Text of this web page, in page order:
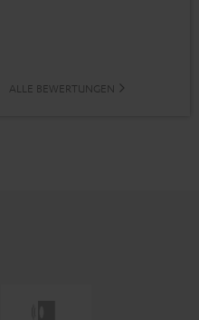
ALLE BEWERTUNGEN